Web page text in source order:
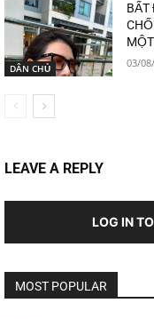
DÂN CHỦ
BẤT
03/
LEAVE A REPLY
LOG IN
MOST POPULAR